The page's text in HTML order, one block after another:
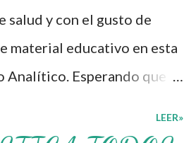
la basura en su
salud y con el gusto de
material educativo en esta
Analítico. Esperando que
los niveles de logro
LEER»